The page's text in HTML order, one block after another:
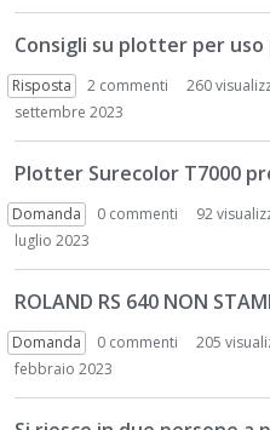
Consigli su plotter per uso
Risposta 2 commenti 260
settembre 2023
Plotter Surecolor T7000
Domanda 0 commenti 92
luglio 2023
ROLAND RS 640 NON
Domanda 0 commenti 205
febbraio 2023